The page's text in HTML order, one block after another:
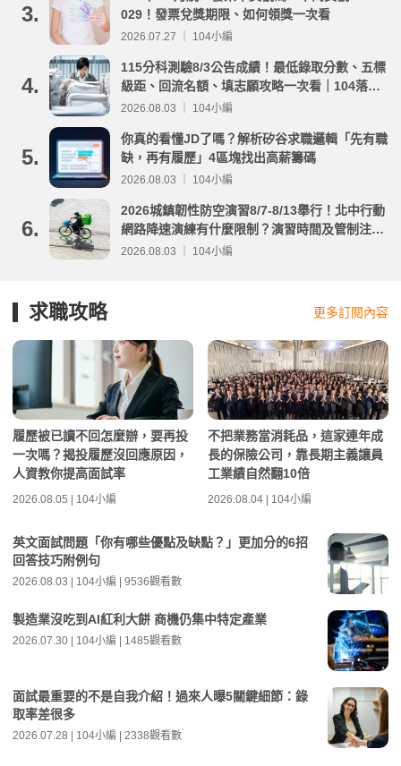
3.
029！發票兌獎期限、如何領獎一次看
2026.07.27 ｜ 104小編
4.
115分科測驗8/3公告成績！最低錄取分數、五標
級距、回流名額、填志願攻略一次看｜104落點
分析
2026.08.03 ｜ 104小編
5.
你真的看懂JD了嗎？解析矽谷求職邏輯「先有職
缺，再有履歷」4區塊找出高薪籌碼
2026.08.03 ｜ 104小編
6.
2026城鎮韌性防空演習8/7-8/13舉行！北中行動
網路降速演練有什麼限制？演習時間及管制注意
事項整理
2026.08.03 ｜ 104小編
求職攻略 更多訂閱內容
履歷被已讀不回怎麼辦，要再投
一次嗎？揭投履歷沒回應原因，
人資教你提高面試率
2026.08.05 | 104小編
不把業務當消耗品，這家連年成
長的保險公司，靠長期主義讓員
工業績自然翻10倍
2026.08.04 | 104小編
英文面試問題「你有哪些優點及缺點？」更加分的6招
回答技巧附例句
2026.08.03 | 104小編 | 9536觀看數
製造業沒吃到AI紅利大餅 商機仍集中特定產業
2026.07.30 | 104小編 | 1485觀看數
面試最重要的不是自我介紹！過來人曝5關鍵細節：錄
取率差很多
2026.07.28 | 104小編 | 2338觀看數